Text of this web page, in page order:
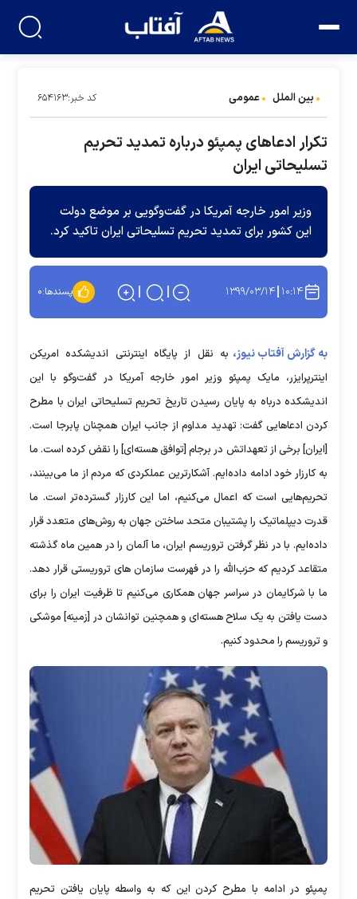
بین الملل عمومی کد خبر:۶۵۴۱۶۳
تکرار ادعاهای پمپئو درباره تمدید تحریم
تسلیحاتی ایران
وزیر امور خارجه آمریکا در گفت‌وگویی بر موضع دولت
این کشور برای تمدید تحریم تسلیحاتی ایران تاکید کرد.
۱۰:۱۴ ۱۳۹۹/۰۳/۱۴ پسندها:۰
به گزارش آفتاب نیوز، به نقل از پایگاه اینترنتی اندیشکده امریکن
اینترپرایزر، مایک پمپئو وزیر امور خارجه آمریکا در گفت‌وگو با این
اندیشکده درباه به پایان رسیدن تاریخ تحریم تسلیحاتی ایران با مطرح
کردن ادعاهایی گفت: تهدید مداوم از جانب ایران همچنان پابرجا است.
[ایران] برخی از تعهداتش در برجام [توافق هسته‌ای] را نقض کرده است. ما
به کارزار خود ادامه داده‌ایم. آشکارترین عملکردی که مردم از ما می‌بینند،
تحریم‌هایی است که اعمال می‌کنیم، اما این کارزار گسترده‌تر است. ما
قدرت دیپلماتیک را پشتیبان متحد ساختن جهان به روش‌های متعدد قرار
داده‌ایم. با در نظر گرفتن تروریسم ایران، ما آلمان‌ را در همین ماه گذشته
متقاعد کردیم که حزب‌الله را در فهرست سازمان های تروریستی قرار دهد.
ما با شرکایمان در سراسر جهان همکاری می‌کنیم تا ظرفیت ایران را برای
دست یافتن به یک سلاح هسته‌ای و همچنین توانشان در [زمینه] موشکی
و تروریسم را محدود کنیم.
پمپئو در ادامه با مطرح کردن این که به واسطه پایان یافتن تحریم